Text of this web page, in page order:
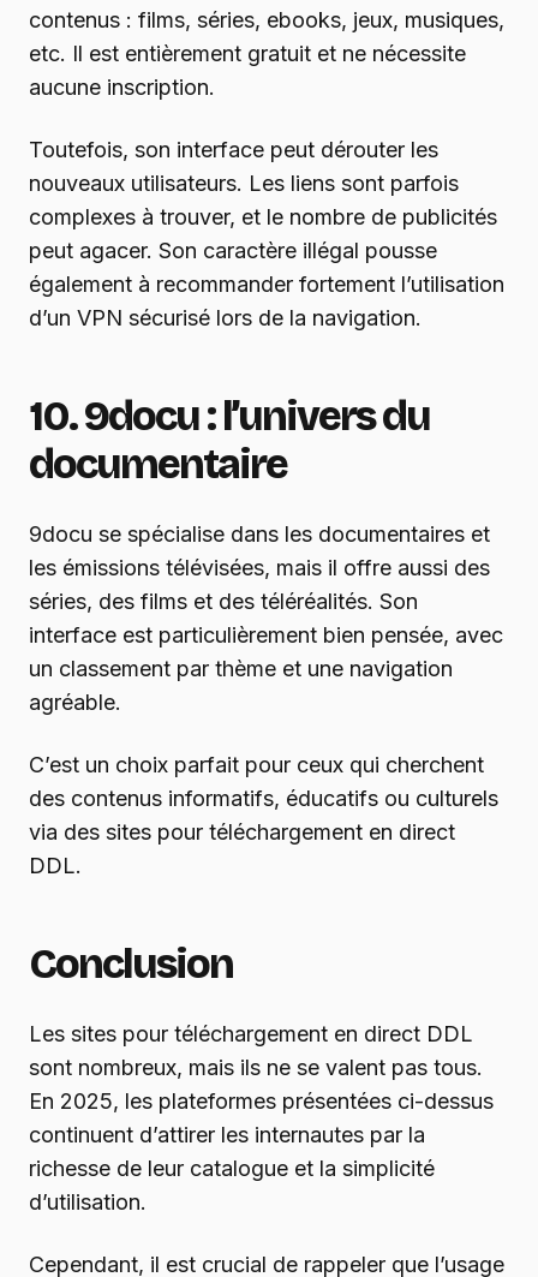
contenus : films, séries, ebooks, jeux, musiques,
etc. Il est entièrement gratuit et ne nécessite
aucune inscription.
Toutefois, son interface peut dérouter les
nouveaux utilisateurs. Les liens sont parfois
complexes à trouver, et le nombre de publicités
peut agacer. Son caractère illégal pousse
également à recommander fortement l’utilisation
d’un VPN sécurisé lors de la navigation.
10. 9docu : l’univers du
documentaire
9docu se spécialise dans les documentaires et
les émissions télévisées, mais il offre aussi des
séries, des films et des téléréalités. Son
interface est particulièrement bien pensée, avec
un classement par thème et une navigation
agréable.
C’est un choix parfait pour ceux qui cherchent
des contenus informatifs, éducatifs ou culturels
via des sites pour téléchargement en direct
DDL.
Conclusion
Les sites pour téléchargement en direct DDL
sont nombreux, mais ils ne se valent pas tous.
En 2025, les plateformes présentées ci-dessus
continuent d’attirer les internautes par la
richesse de leur catalogue et la simplicité
d’utilisation.
Cependant, il est crucial de rappeler que l’usage